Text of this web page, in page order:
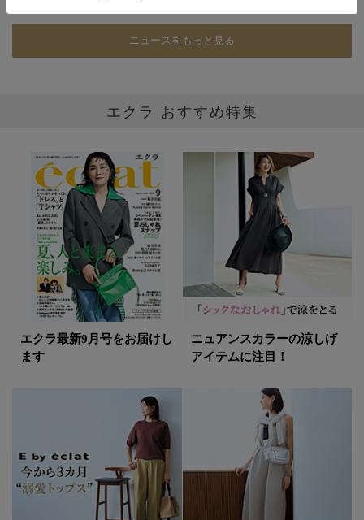
ニュースをもっと見る
エクラ おすすめ特集
エクラ最新9月号をお届けし
ます
ニュアンスカラーの涼しげ
アイテムに注目！